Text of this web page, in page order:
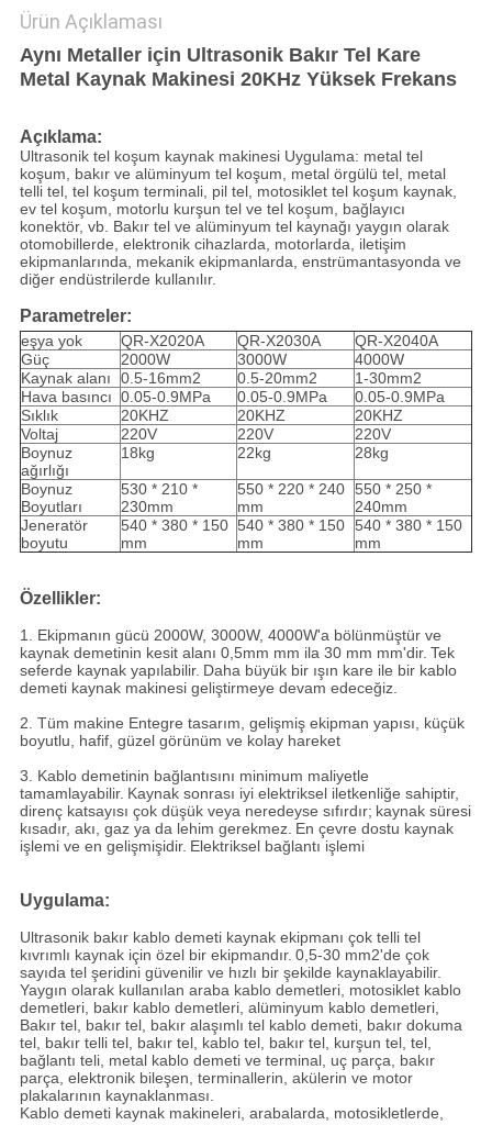
Ürün Açıklaması
Aynı Metaller için Ultrasonik Bakır Tel Kare
Metal Kaynak Makinesi 20KHz Yüksek Frekans
Açıklama:
Ultrasonik tel koşum kaynak makinesi Uygulama: metal tel
koşum, bakır ve alüminyum tel koşum, metal örgülü tel, metal
telli tel, tel koşum terminali, pil tel, motosiklet tel koşum kaynak,
ev tel koşum, motorlu kurşun tel ve tel koşum, bağlayıcı
konektör, vb. Bakır tel ve alüminyum tel kaynağı yaygın olarak
otomobillerde, elektronik cihazlarda, motorlarda, iletişim
ekipmanlarında, mekanik ekipmanlarda, enstrümantasyonda ve
diğer endüstrilerde kullanılır.
Parametreler:
eşya yok QR-X2020A QR-X2030A
QR-X2040A
Güç
2000W 3000W
4000W
Kaynak alanı
0.5-16mm2 0.5-20mm2
1-30mm2
Hava basıncı 0.05-0.9MPa 0.05-0.9MPa
0.05-0.9MPa
Sıklık
20KHZ 20KHZ
20KHZ
Voltaj
220V 220V
220V
Boynuz
ağırlığı
18kg 22kg 28kg
Boynuz
Boyutları
530 * 210 *
230mm
550 * 220 * 240
mm
550 * 250 *
240mm
Jeneratör
boyutu
540 * 380 * 150
mm
540 * 380 * 150
mm
540 * 380 * 150
mm
Özellikler:
1. Ekipmanın gücü 2000W, 3000W, 4000W'a bölünmüştür ve
kaynak demetinin kesit alanı 0,5mm mm ila 30 mm mm'dir. Tek
seferde kaynak yapılabilir. Daha büyük bir ışın kare ile bir kablo
demeti kaynak makinesi geliştirmeye devam edeceğiz.
2. Tüm makine Entegre tasarım, gelişmiş ekipman yapısı, küçük
boyutlu, hafif, güzel görünüm ve kolay hareket
3. Kablo demetinin bağlantısını minimum maliyetle
tamamlayabilir. Kaynak sonrası iyi elektriksel iletkenliğe sahiptir,
direnç katsayısı çok düşük veya neredeyse sıfırdır; kaynak süresi
kısadır, akı, gaz ya da lehim gerekmez. En çevre dostu kaynak
işlemi ve en gelişmişidir. Elektriksel bağlantı işlemi
Uygulama:
Ultrasonik bakır kablo demeti kaynak ekipmanı çok telli tel
kıvrımlı kaynak için özel bir ekipmandır. 0,5-30 mm2'de çok
sayıda tel şeridini güvenilir ve hızlı bir şekilde kaynaklayabilir.
Yaygın olarak kullanılan araba kablo demetleri, motosiklet kablo
demetleri, bakır kablo demetleri, alüminyum kablo demetleri,
Bakır tel, bakır tel, bakır alaşımlı tel kablo demeti, bakır dokuma
tel, bakır telli tel, bakır tel, kablo tel, bakır tel, kurşun tel, tel,
bağlantı teli, metal kablo demeti ve terminal, uç parça, bakır
parça, elektronik bileşen, terminallerin, akülerin ve motor
plakalarının kaynaklanması.
Kablo demeti kaynak makineleri, arabalarda, motosikletlerde,